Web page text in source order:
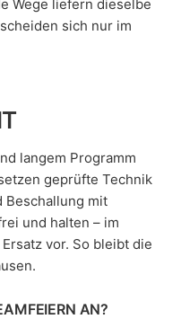
Wege liefern dieselbe
sich nur im
langem Programm
geprüfte Technik
Beschallung mit
und halten – im
vor. So bleibt die
AN?